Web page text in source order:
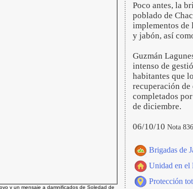
y un mensaje a damnificados de Soledad de
Poco antes, la
poblado de
implementos de
y jabón, así
Guzmán
intenso de
habitantes que
recuperación de
completados
de diciembre.
06/10/10 Nota
Brigadas de
Unidad en el
Protección